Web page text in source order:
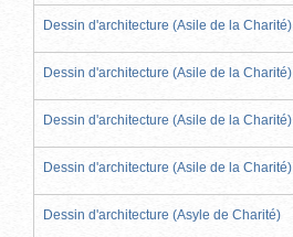
Dessin d'architecture (Asile de la Charité)
Dessin d'architecture (Asile de la Charité)
Dessin d'architecture (Asile de la Charité)
Dessin d'architecture (Asile de la Charité)
Dessin d'architecture (Asyle de Charité)